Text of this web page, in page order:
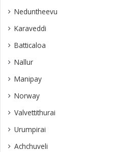
Neduntheevu
Karaveddi
Batticaloa
Nallur
Manipay
Norway
Valvettithurai
Urumpirai
Achchuveli